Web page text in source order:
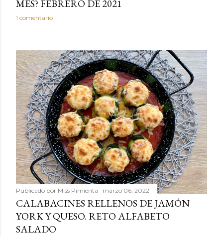
MES? FEBRERO DE 2021
1 comentario
Publicado por Miss Pimienta marzo 06, 2022
CALABACINES RELLENOS DE JAMÓN
YORK Y QUESO. RETO ALFABETO
SALADO